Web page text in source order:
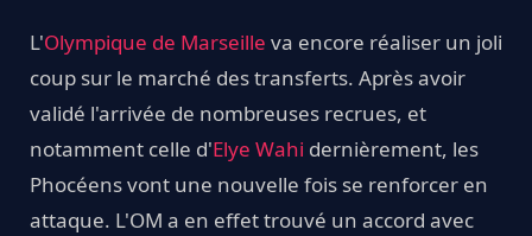
L'Olympique de Marseille va encore réaliser un joli
coup sur le marché des transferts. Après avoir
validé l'arrivée de nombreuses recrues, et
notamment celle d'Elye Wahi dernièrement, les
Phocéens vont une nouvelle fois se renforcer en
attaque. L'OM a en effet trouvé un accord avec